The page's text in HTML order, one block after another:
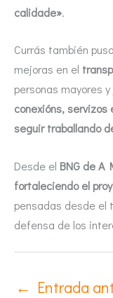
calidade».
Currás también
mejoras en el
personas mayores
conexións,
seguir traballando
Desde el BNG de A
fortaleciendo el
pensadas desde el
defensa de los
← Entrada